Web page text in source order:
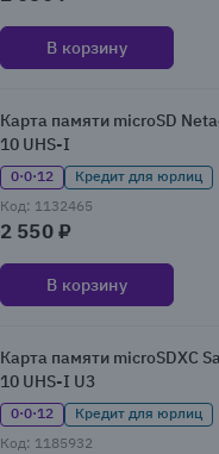
В корзину
Карта памяти microSD
10 UHS-I
0·0·12
Кредит для юрлиц
Код: 1132465
2 550 ₽
В корзину
Карта памяти microSDXC
10 UHS-I U3
0·0·12
Кредит для юрлиц
Код: 1185932